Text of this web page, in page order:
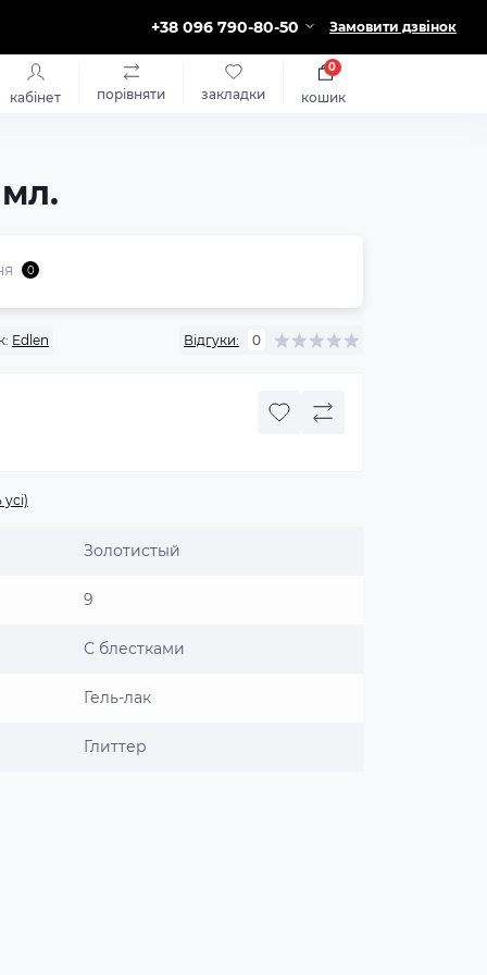
+38 096 790-80-50 Замовити дзвінок
кабінет порівняти закладки кошик
0
0
Edlen Відгуки: 0
Золотистый
9
С блестками
Гель-лак
Глиттер